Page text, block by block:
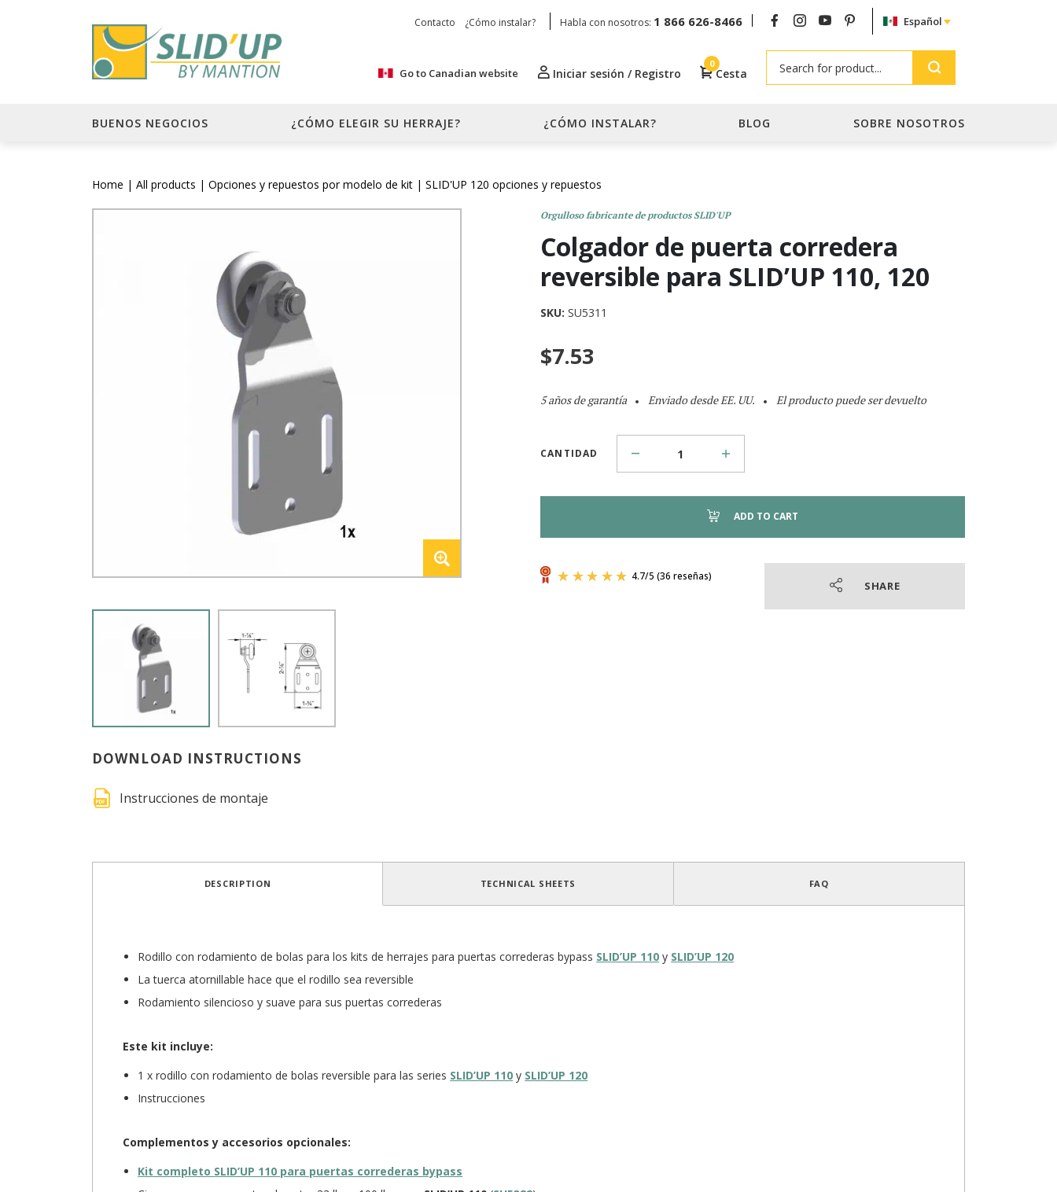
Contacto ¿Cómo instalar? Habla con nosotros: 1 866 626-8466 Español
Go to Canadian website Iniciar sesión / Registro
0
Cesta
BUENOS NEGOCIOS ¿CÓMO ELEGIR SU HERRAJE? ¿CÓMO INSTALAR? BLOG SOBRE NOSOTROS
Home | All products | Opciones y repuestos por modelo de kit | SLID'UP 120 opciones y repuestos
DOWNLOAD INSTRUCTIONS
Instrucciones de montaje
Orgulloso fabricante de productos SLID'UP
Colgador de puerta corredera
reversible para SLID’UP 110, 120
SKU: SU5311
$7.53
5 años de garantía Enviado desde EE. UU. El producto puede ser devuelto
CANTIDAD
ADD TO CART
SHARE
DESCRIPTION TECHNICAL SHEETS FAQ
Rodillo con rodamiento de bolas para los kits de herrajes para puertas correderas bypass SLID’UP 110 y SLID’UP 120
La tuerca atornillable hace que el rodillo sea reversible
Rodamiento silencioso y suave para sus puertas correderas
Este kit incluye:
1 x rodillo con rodamiento de bolas reversible para las series SLID’UP 110 y SLID’UP 120
Instrucciones
Complementos y accesorios opcionales:
Kit completo SLID’UP 110 para puertas correderas bypass